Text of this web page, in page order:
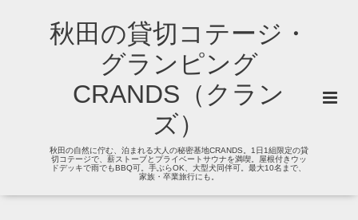
秋田の貸切コテージ・
グランピング
CRANDS（クラン
ズ）
秋田の自然に佇む、泊まれる大人の秘密基地CRANDS。1日1組限定の貸
切コテージで、薪ストーブとプライベートサウナを満喫。屋根付きウッ
ドデッキで雨でもBBQ可。手ぶらOK、大型犬同伴可。最大10名まで、
家族・卒業旅行にも。